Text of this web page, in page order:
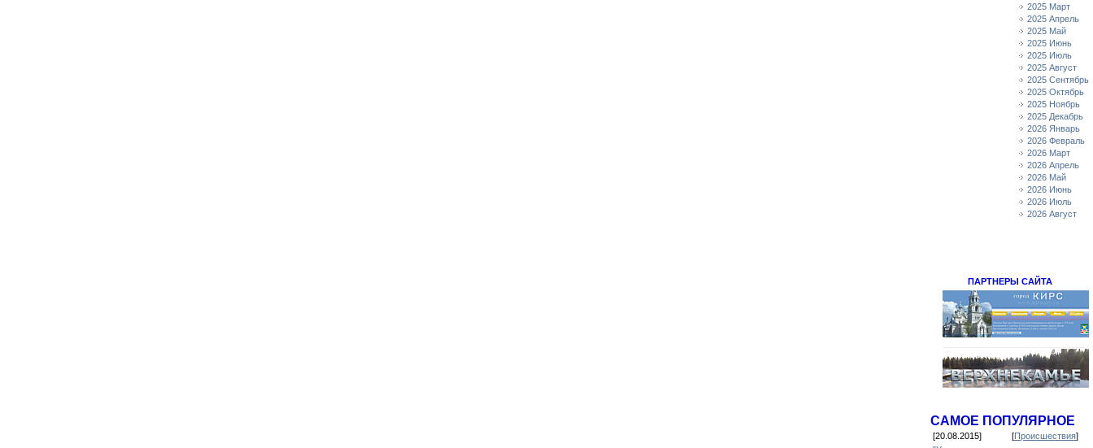
2025 Март
2025 Апрель
2025 Май
2025 Июнь
2025 Июль
2025 Август
2025 Сентябрь
2025 Октябрь
2025 Ноябрь
2025 Декабрь
2026 Январь
2026 Февраль
2026 Март
2026 Апрель
2026 Май
2026 Июнь
2026 Июль
2026 Август
ПАРТНЕРЫ САЙТА
САМОЕ ПОПУЛЯРНОЕ
[20.08.2015] [Происшествия]